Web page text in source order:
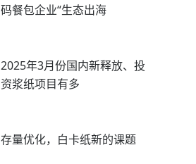
码餐包企业“生态出海
2025年3月份国内新释放、投
资浆纸项目有多
存量优化，白卡纸新的课题